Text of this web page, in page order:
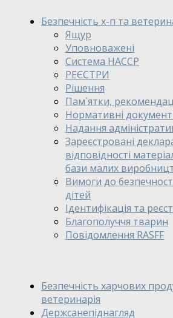
Безпечність х-п та
Ящур
Уповноважені
Система HACCP
РЕЄСТРИ
Рішення
Пам`ятки,
Нормативні
Надання
Зареєстровані
відповідності
бази малих
Вимоги до
дітей
Ідентифікація та
Благополуччя тварин
Повідомлення RASFF
Безпечність харчових
ветеринарія
Держсанепіднагляд